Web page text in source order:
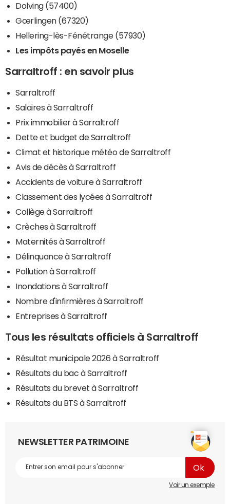
Dolving (57400)
Gœrlingen (67320)
Hellering-lès-Fénétrange (57930)
Les impôts payés en Moselle
Sarraltroff : en savoir plus
Sarraltroff
Salaires à Sarraltroff
Prix immobilier à Sarraltroff
Dette et budget de Sarraltroff
Climat et historique météo de Sarraltroff
Avis de décès à Sarraltroff
Accidents de voiture à Sarraltroff
Classement des lycées à Sarraltroff
Collège à Sarraltroff
Crèches à Sarraltroff
Maternités à Sarraltroff
Délinquance à Sarraltroff
Pollution à Sarraltroff
Inondations à Sarraltroff
Nombre d'infirmières à Sarraltroff
Entreprises à Sarraltroff
Tous les résultats officiels à Sarraltroff
Résultat municipale 2026 à Sarraltroff
Résultats du bac à Sarraltroff
Résultats du brevet à Sarraltroff
Résultats du BTS à Sarraltroff
NEWSLETTER PATRIMOINE
Voir un exemple